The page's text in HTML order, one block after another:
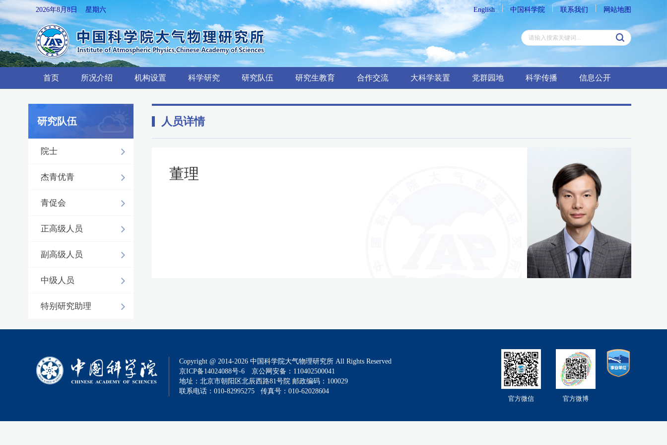
2026年8月8日 星期六 English 中国科学院 联系我们 网站地图
首页 所况介绍 机构设置 科学研究 研究队伍 研究生教育 合作交流 大科学装置 党群园地 科学传播 信息公开
研究队伍
院士
杰青优青
青促会
正高级人员
副高级人员
中级人员
特别研究助理
人员详情
董理
官方微信 官方微博
Copyright @ 2014-2026 中国科学院大气物理研究所 All Rights Reserved
京ICP备14024088号-6
京公网安备：110402500041
地址：北京市朝阳区北辰西路81号院 邮政编码：100029
联系电话：010-82995275 传真号：010-62028604